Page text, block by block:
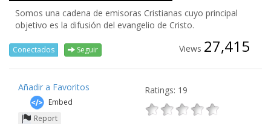
Somos una cadena de emisoras Cristianas cuyo principal
objetivo es la difusión del evangelio de Cristo.
Conectados Seguir Views 27,415
Añadir a Favoritos
Embed
Report
Ratings: 19